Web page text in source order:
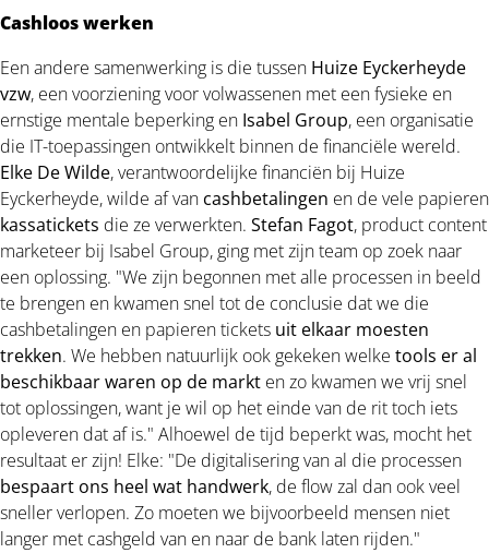
Cashloos werken
Een andere samenwerking is die tussen Huize Eyckerheyde
vzw, een voorziening voor volwassenen met een fysieke en
ernstige mentale beperking en Isabel Group, een organisatie
die IT-toepassingen ontwikkelt binnen de financiële wereld.
Elke De Wilde, verantwoordelijke financiën bij Huize
Eyckerheyde, wilde af van cashbetalingen en de vele papieren
kassatickets die ze verwerkten. Stefan Fagot, product content
marketeer bij Isabel Group, ging met zijn team op zoek naar
een oplossing. "We zijn begonnen met alle processen in beeld
te brengen en kwamen snel tot de conclusie dat we die
cashbetalingen en papieren tickets uit elkaar moesten
trekken. We hebben natuurlijk ook gekeken welke tools er al
beschikbaar waren op de markt en zo kwamen we vrij snel
tot oplossingen, want je wil op het einde van de rit toch iets
opleveren dat af is." Alhoewel de tijd beperkt was, mocht het
resultaat er zijn! Elke: "De digitalisering van al die processen
bespaart ons heel wat handwerk, de flow zal dan ook veel
sneller verlopen. Zo moeten we bijvoorbeeld mensen niet
langer met cashgeld van en naar de bank laten rijden."